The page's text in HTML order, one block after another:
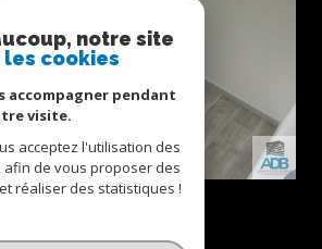
notre site
cookies
accompagner pendant
visite.
acceptez l'utilisation des
afin de vous proposer des
réaliser des statistiques !